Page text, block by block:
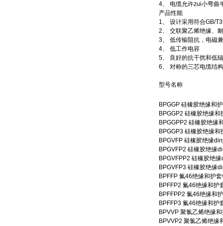
4、 电缆允许zui小弯曲
产品性能
1、 设计采用符合GB/
2、 交联聚乙烯绝缘、
3、 低传输阻抗，电磁
4、 低工作电容
5、 良好的抗干扰和低
6、 对称的三芯电缆结
型号名称
BPGGP 硅橡胶绝缘和
BPGGP2 硅橡胶绝缘
BPGGPP2 硅橡胶绝缘
BPGGP3 硅橡胶绝缘
BPGVFP 硅橡胶绝缘
BPGVFP2 硅橡胶绝缘
BPGVFPP2 硅橡胶绝
BPGVFP3 硅橡胶绝缘
BPFFP 氟46绝缘和护
BPFFP2 氟46绝缘和护
BPFFPP2 氟46绝缘和
BPFFP3 氟46绝缘和护
BPVVP 聚氯乙烯绝缘
BPVVP2 聚氯乙烯绝缘